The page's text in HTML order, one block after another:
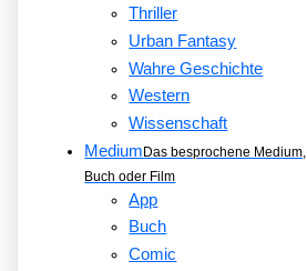
Thriller
Urban Fantasy
Wahre Geschichte
Western
Wissenschaft
MediumDas besprochene
Buch oder Film
App
Buch
Comic